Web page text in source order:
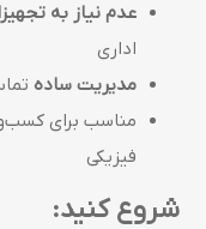
عدم نیاز به
اداری
مدیریت ساده
مناسب برای
فیزیکی
شروع کنید: